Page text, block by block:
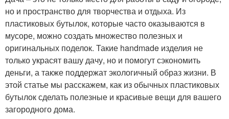
но и пространство для творчества и отдыха. Из
пластиковых бутылок, которые часто оказываются в
мусоре, можно создать множество полезных и
оригинальных поделок. Такие handmade изделия не
только украсят вашу дачу, но и помогут сэкономить
деньги, а также поддержат экологичный образ жизни. В
этой статье мы расскажем, как из обычных пластиковых
бутылок сделать полезные и красивые вещи для вашего
загородного дома.